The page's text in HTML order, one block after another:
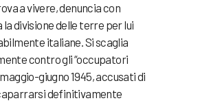
a vivere, denuncia con
la divisione delle terre per lui
italiane. Si scaglia
contro gli “occupatori
giugno 1945, accusati di
definitivamente